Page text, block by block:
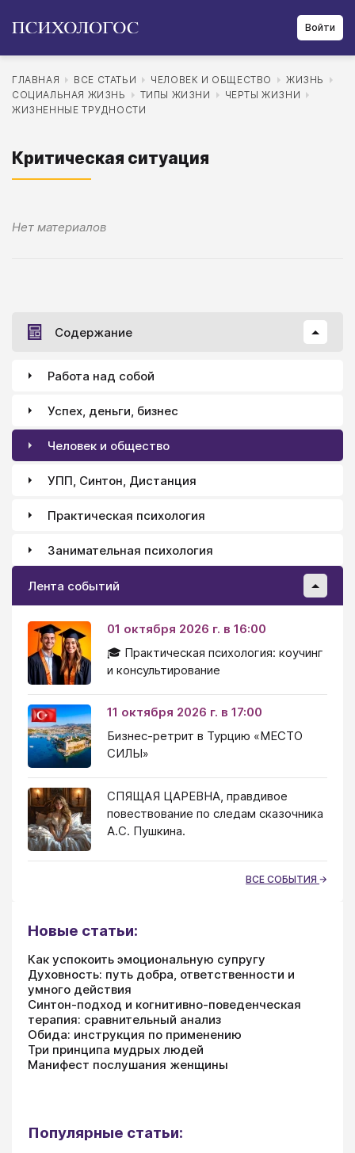
Войти
ГЛАВНАЯ ВСЕ СТАТЬИ ЧЕЛОВЕК И ОБЩЕСТВО
ЖИЗНЬ
СОЦИАЛЬНАЯ ЖИЗНЬ
ТИПЫ ЖИЗНИ
ЧЕРТЫ ЖИЗНИ
ЖИЗНЕННЫЕ ТРУДНОСТИ
Критическая ситуация
Нет материалов
Содержание
Работа над собой
Успех, деньги, бизнес
Человек и общество
УПП, Синтон, Дистанция
Практическая психология
Занимательная психология
Лента событий
01 октября 2026 г. в 16:00
🎓 Практическая психология: коучинг
и консультирование
11 октября 2026 г. в 17:00
Бизнес-ретрит в Турцию «МЕСТО
СИЛЫ»
СПЯЩАЯ ЦАРЕВНА, правдивое
повествование по следам сказочника
А.С. Пушкина.
ВСЕ СОБЫТИЯ
Новые статьи:
Как успокоить эмоциональную супругу
Духовность: путь добра, ответственности и
умного действия
Синтон-подход и когнитивно-поведенческая
терапия: сравнительный анализ
Обида: инструкция по применению
Три принципа мудрых людей
Манифест послушания женщины
Популярные статьи: